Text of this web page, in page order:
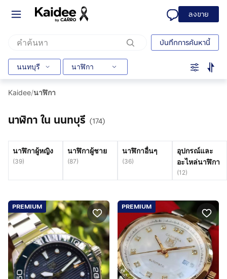
ลงขาย
บันทึกการค้นหานี้
นนทบุรี นาฬิกา
Kaidee/นาฬิกา
นาฬิกา ใน นนทบุรี (174)
นาฬิกาผู้หญิง
(39)
นาฬิกาผู้ชาย
(87)
นาฬิกาอื่นๆ
(36)
อุปกรณ์และ
อะไหล่นาฬิกา
(12)
PREMIUM PREMIUM